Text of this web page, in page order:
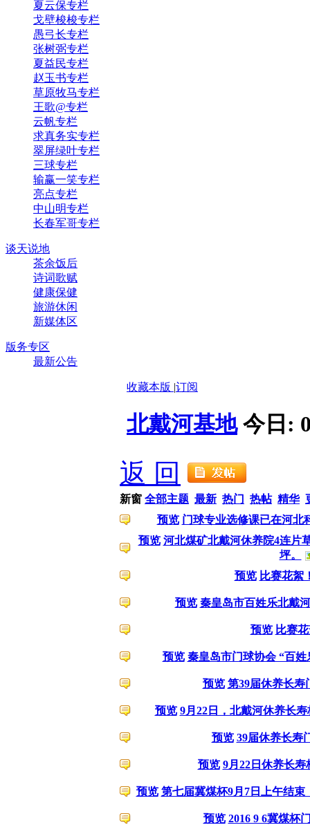
夏云保专栏
戈壁梭梭专栏
愚弓长专栏
张树弼专栏
夏益民专栏
赵玉书专栏
草原牧马专栏
王歌@专栏
云帆专栏
求真务实专栏
翠屏绿叶专栏
三球专栏
输赢一笑专栏
亮点专栏
中山明专栏
长春军哥专栏
谈天说地
茶余饭后
诗词歌赋
健康保健
旅游休闲
新媒体区
版务专区
最新公告
收藏本版 |订阅
北戴河基地 今日:
返 回
新窗 全部主题 最新 热门 热帖 精华
预览 门球专业选修课已在河北
预览 河北煤矿北戴河休养院4连片
坪。
预览 比赛花絮
预览 秦皇岛市百姓乐北戴
预览 比赛
预览 秦皇岛市门球协会 “百
预览 第39届休养长寿
预览 9月22日，北戴河休养长
预览 39届休养长寿
预览 9月22日休养长
预览 第七届冀煤杯9月7日上午结
预览 2016 9 6冀煤杯